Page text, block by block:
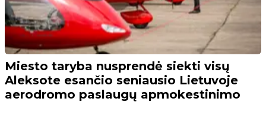
Miesto taryba nusprendė siekti visų
Aleksote esančio seniausio Lietuvoje
aerodromo paslaugų apmokestinimo